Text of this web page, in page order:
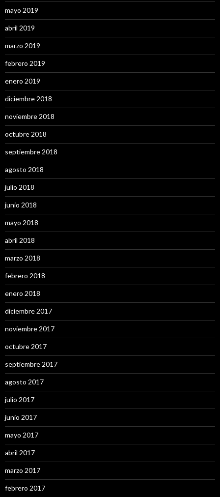
mayo 2019
abril 2019
marzo 2019
febrero 2019
enero 2019
diciembre 2018
noviembre 2018
octubre 2018
septiembre 2018
agosto 2018
julio 2018
junio 2018
mayo 2018
abril 2018
marzo 2018
febrero 2018
enero 2018
diciembre 2017
noviembre 2017
octubre 2017
septiembre 2017
agosto 2017
julio 2017
junio 2017
mayo 2017
abril 2017
marzo 2017
febrero 2017